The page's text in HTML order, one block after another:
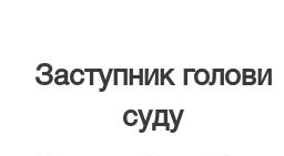
Заступник голови
суду